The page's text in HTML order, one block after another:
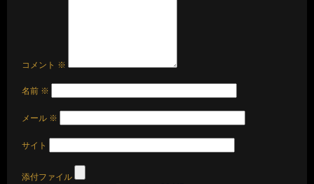
コメント ※
名前 ※
メール ※
サイト
添付ファイル